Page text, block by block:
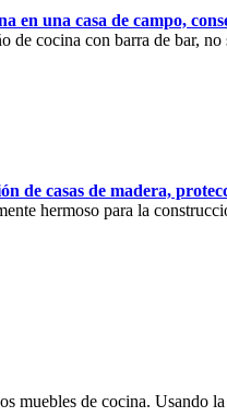
en una casa de campo,
de cocina con barra de bar, no
de casas de madera,
hermoso para la
muebles de cocina. Usando